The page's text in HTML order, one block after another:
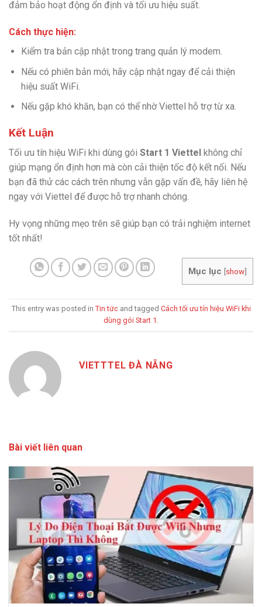
đảm bảo hoạt động ổn định và tối ưu hiệu suất.
Cách thực hiện:
Kiểm tra bản cập nhật trong trang quản lý modem.
Nếu có phiên bản mới, hãy cập nhật ngay để cải thiện
hiệu suất WiFi.
Nếu gặp khó khăn, bạn có thể nhờ Viettel hỗ trợ từ xa.
Kết Luận
Tối ưu tín hiệu WiFi khi dùng gói Start 1 Viettel không chỉ
giúp mạng ổn định hơn mà còn cải thiện tốc độ kết nối. Nếu
bạn đã thử các cách trên nhưng vẫn gặp vấn đề, hãy liên hệ
ngay với Viettel để được hỗ trợ nhanh chóng.
Hy vọng những mẹo trên sẽ giúp bạn có trải nghiệm internet
tốt nhất!
Mục lục [show]
This entry was posted in Tin tứcand tagged Cách tối ưu tín hiệu WiFi khi
dùng gói Start 1 .
VIETTTEL ĐÀ NẴNG
Bài viết liên quan